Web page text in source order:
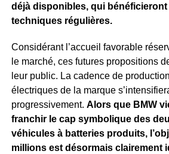
déjà disponibles, qui bénéficieront
techniques régulières.
Considérant l’accueil favorable
le marché, ces futures propositions
leur public. La cadence de
électriques de la marque
progressivement. Alors que BMW
franchir le cap symbolique des
véhicules à batteries produits,
millions est désormais clairement